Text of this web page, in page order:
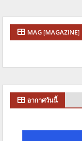
MAG [MAGAZINE]
อากาศวันนี้